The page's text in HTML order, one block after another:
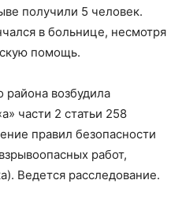
получили 5 человек.
в больнице, несмотря
помощь.
района возбудила
части 2 статьи 258
правил безопасности
работ,
Ведется расследование.